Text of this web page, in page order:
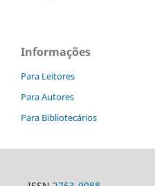
Informações
Para Leitores
Para Autores
Para Bibliotecários